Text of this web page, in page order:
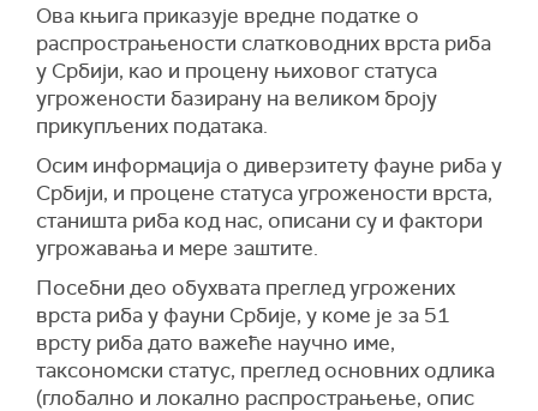
Ова књига приказује вредне податке о
распрострањености слатководних врста риба
у Србији, као и процену њиховог статуса
угрожености базирану на великом броју
прикупљених података.
Осим информација о диверзитету фауне риба у
Србији, и процене статуса угрожености врста,
станишта риба код нас, описани су и фактори
угрожавања и мере заштите.
Посебни део обухвата преглед угрожених
врста риба у фауни Србије, у коме је за 51
врсту риба дато важеће научно име,
таксономски статус, преглед основних одлика
(глобално и локално распрострањење, опис